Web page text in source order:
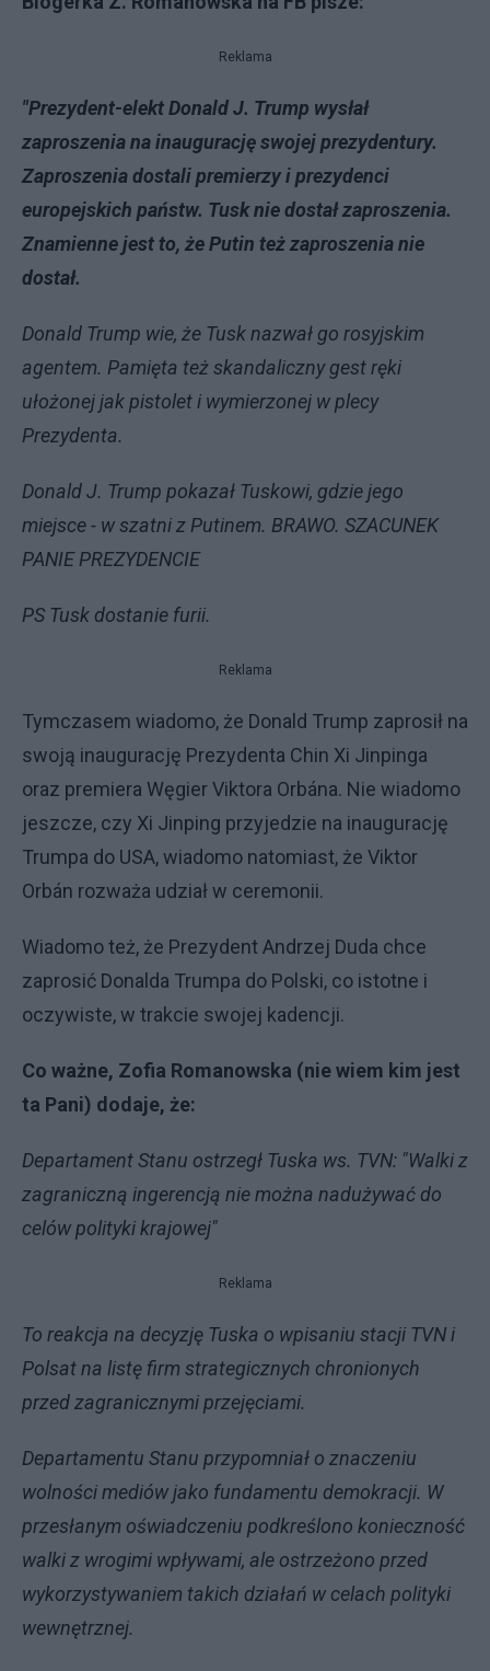
Reklama
"Prezydent-elekt Donald J. Trump wysłał
zaproszenia na inaugurację swojej prezydentury.
Zaproszenia dostali premierzy i prezydenci
europejskich państw. Tusk nie dostał zaproszenia.
Znamienne jest to, że Putin też zaproszenia nie
dostał.
Donald Trump wie, że Tusk nazwał go rosyjskim
agentem. Pamięta też skandaliczny gest ręki
ułożonej jak pistolet i wymierzonej w plecy
Prezydenta.
Donald J. Trump pokazał Tuskowi, gdzie jego
miejsce - w szatni z Putinem. BRAWO. SZACUNEK
PANIE PREZYDENCIE
PS Tusk dostanie furii.
Reklama
Tymczasem wiadomo, że Donald Trump zaprosił na
swoją inaugurację Prezydenta Chin Xi Jinpinga
oraz premiera Węgier Viktora Orbána. Nie wiadomo
jeszcze, czy Xi Jinping przyjedzie na inaugurację
Trumpa do USA, wiadomo natomiast, że Viktor
Orbán rozważa udział w ceremonii.
Wiadomo też, że Prezydent Andrzej Duda chce
zaprosić Donalda Trumpa do Polski, co istotne i
oczywiste, w trakcie swojej kadencji.
Co ważne, Zofia Romanowska (nie wiem kim jest
ta Pani) dodaje, że:
Departament Stanu ostrzegł Tuska ws. TVN: "Walki z
zagraniczną ingerencją nie można nadużywać do
celów polityki krajowej"
Reklama
To reakcja na decyzję Tuska o wpisaniu stacji TVN i
Polsat na listę firm strategicznych chronionych
przed zagranicznymi przejęciami.
Departamentu Stanu przypomniał o znaczeniu
wolności mediów jako fundamentu demokracji. W
przesłanym oświadczeniu podkreślono konieczność
walki z wrogimi wpływami, ale ostrzeżono przed
wykorzystywaniem takich działań w celach polityki
wewnętrznej.